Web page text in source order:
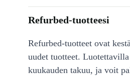
Refurbed-tuotteesi
Refurbed-tuotteet ovat
uudet tuotteet.
kuukauden takuu, ja voit